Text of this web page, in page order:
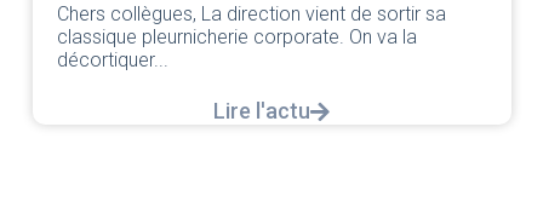
Chers collègues, La direction vient de sortir sa
classique pleurnicherie corporate. On va la
décortiquer...
Lire l'actu